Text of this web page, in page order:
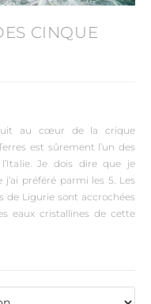
CINQUE
au cœur de la crique
est sûrement l’un des
Je dois dire que je
préféré parmi les 5. Les
de Ligurie sont accrochées
eaux cristallines de cette